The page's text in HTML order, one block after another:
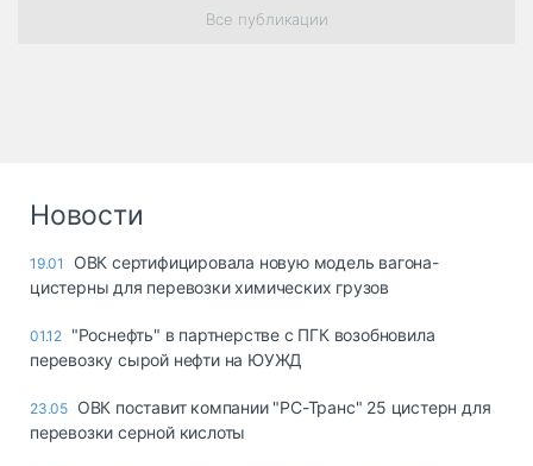
Региональная
логистика
опасные грузы
страхование
Склады и
грузовые
Все публикации
Новости
19.01
ОВК сертифицировала новую модель вагона-
цистерны для перевозки химических грузов
01.12 "Роснефть" в партнерстве с ПГК возобновила
перевозку сырой нефти на ЮУЖД
23.05 ОВК поставит компании "РС-Транс" 25 цистерн для
перевозки серной кислоты